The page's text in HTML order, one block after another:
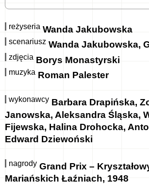
reżyseria Wanda Jakubowska
scenariusz Wanda Jakubowska,
zdjęcia Borys Monastyrski
muzyka Roman Palester
wykonawcy Barbara Drapińska,
Janowska, Aleksandra Śląska,
Fijewska, Halina Drohocka,
Edward Dziewoński
nagrody Grand Prix –
Mariańskich Łaźniach, 1948